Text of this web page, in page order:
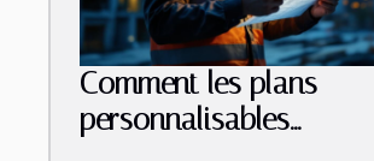
Comment les plans
personnalisables